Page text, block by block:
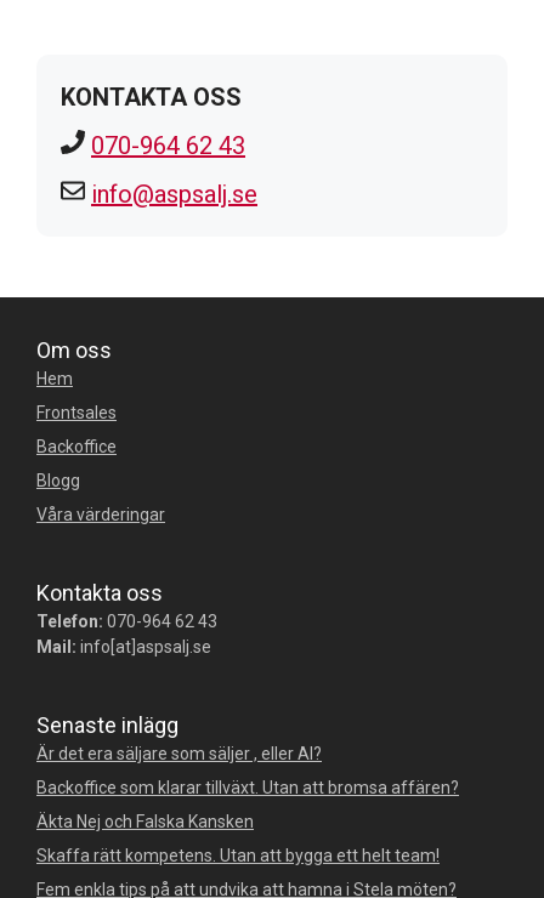
KONTAKTA OSS
070-964 62 43
info@aspsalj.se
Om oss
Hem
Frontsales
Backoffice
Blogg
Våra värderingar
Kontakta oss
Telefon: 070-964 62 43
Mail: info[at]aspsalj.se
Senaste inlägg
Är det era säljare som säljer , eller AI?
Backoffice som klarar tillväxt. Utan att bromsa affären?
Äkta Nej och Falska Kansken
Skaffa rätt kompetens. Utan att bygga ett helt team!
Fem enkla tips på att undvika att hamna i Stela möten?